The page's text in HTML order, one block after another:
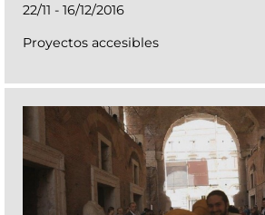
22/11 - 16/12/2016
Proyectos accesibles